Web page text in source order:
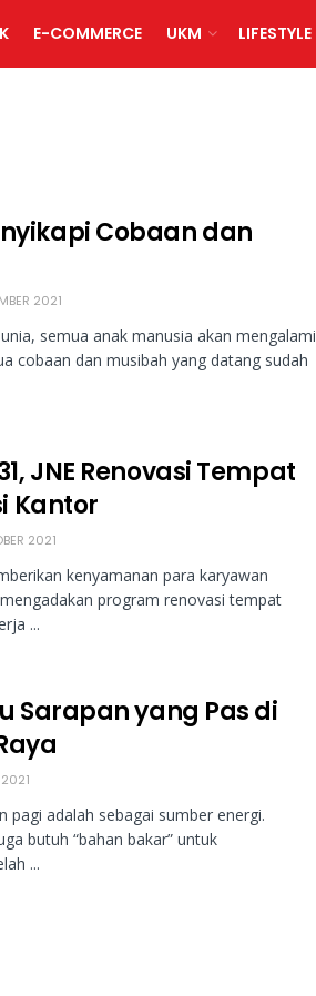
E-COMMERCE UKM LIFESTYLE
Cobaan dan
2021
semua anak manusia akan mengalami
cobaan dan musibah yang datang sudah
JNE Renovasi Tempat
Kantor
2021
kenyamanan para karyawan
program renovasi tempat
...
Sarapan yang Pas di
pagi adalah sebagai sumber energi.
butuh “bahan bakar” untuk
...